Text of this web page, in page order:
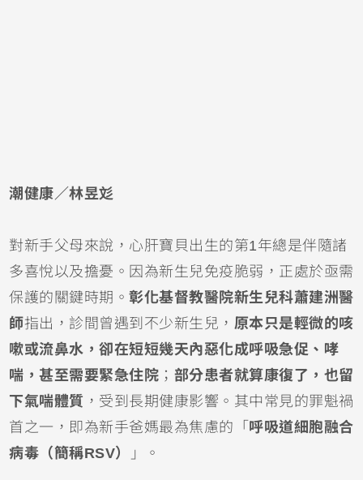
潮健康／林昱彣
對新手父母來說，心肝寶貝出生的第1年總是伴隨諸
多喜悅以及擔憂。因為新生兒免疫脆弱，正處於亟需
保護的關鍵時期。彰化基督教醫院新生兒科蕭建洲醫
師指出，診間曾遇到不少新生兒， 原本只是輕微的咳
嗽或流鼻水 ，卻在短短幾天內惡化成呼吸急促、哮
喘，甚至需要緊急住院 ； 部分患者就算康復了，也留
下氣喘體質 ，受到長期健康影響。其中常見的罪魁禍
首之一，即為新手爸媽最為焦慮的「 呼吸道細胞融合
病毒 （簡稱RSV） 」。